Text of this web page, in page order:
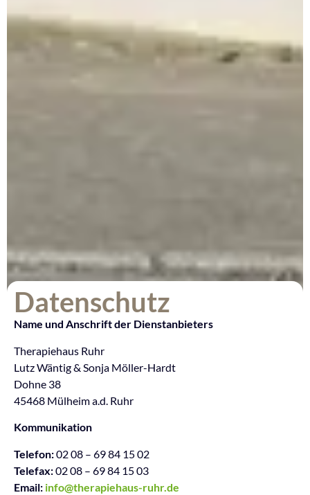
Datenschutz
Name und Anschrift der Dienstanbieters
Therapiehaus Ruhr
Lutz Wäntig & Sonja Möller-Hardt
Dohne 38
45468 Mülheim a.d. Ruhr
Kommunikation
Telefon:02 08 – 69 84 15 02
Telefax:02 08 – 69 84 15 03
Email: info@therapiehaus-ruhr.de